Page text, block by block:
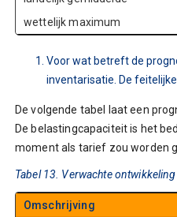
wettelijk maximum
Voor wat betreft de
inventarisatie. De
De volgende tabel laat een
De belastingcapaciteit is het
moment als tarief zou worden
Tabel 13. Verwachte
Omschrijving